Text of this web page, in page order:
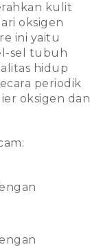
kulit
oksigen
ini yaitu
sel tubuh
hidup
periodik
oksigen dan